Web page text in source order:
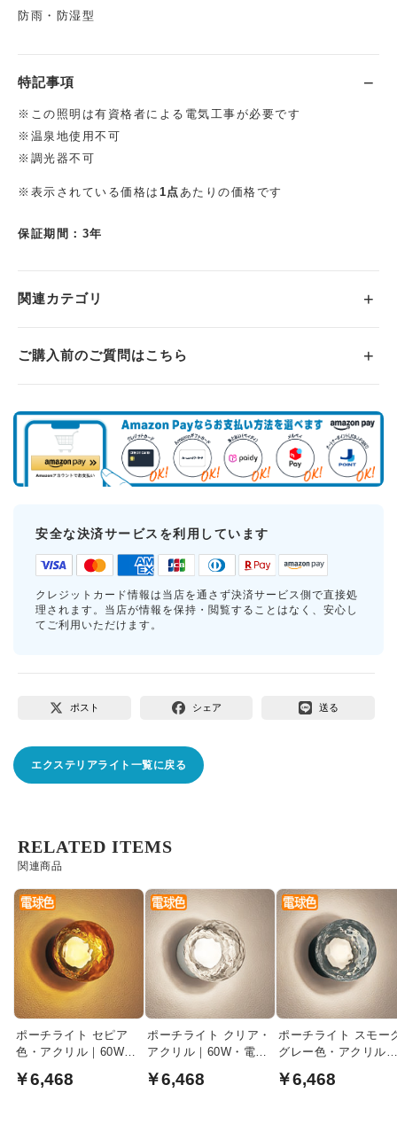
防雨・防湿型
特記事項
※この照明は有資格者による電気工事が必要です
※温泉地使用不可
※調光器不可
※表示されている価格は 1点あたりの価格です
保証期間：3年
関連カテゴリ
ご購入前のご質問はこちら
安全な決済サービスを利用しています
クレジットカード情報は当店を通さず決済サービス側で直接処
理されます。当店が情報を保持・閲覧することはなく、安心し
てご利用いただけます。
ポスト シェア 送る
エクステリアライト一覧に戻る
関連商品
RELATED ITEMS
ポーチライト セピア
色・アクリル｜60W・
￥6,468
ポーチライト クリア・
アクリル｜60W・電球
￥6,468
ポーチライト スモー
グレー色・アクリル
￥6,468